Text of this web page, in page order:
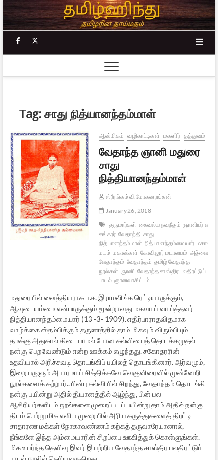
Skip
to
content
facebook
Tag:சாது நித்யானந்தம்மாள்
ஆன்மிகம் வழிகாட்டிகள் மகளிர் தத்துவம்
வேதாந்த ஞானி மதுரை
சாது
நித்தியானந்தம்மாள்
ஸ்ரீரங்கம் வி மோகனரங்கன்
January 26, 2018
குருமார்கள் கைவல்ய நவநீதம் ஞானியர்
சங்கரர் வேதாந்தி சாது
நித்யானந்தம்மாள் நித்யானந்தம்மையார் மகான்
மடம் மகான்கள் கோவிலூர் மடாலயம் அத்வைதம்
வேதாந்தம் வேதாந்தம் தமிழ் வேதாந்த
நூல்கள் ஞானி வேதாந்த சாஸ்திர பலதிரட்டுப்
பாடல் ஞானவாசிட்டம்
மதுரையில் வைத்தியராக ப.ச. இராமலிங்க ரெட்டியாருக்கும்,
ஆவுடையம்மை என்பாருக்கும் மூன்றாவது மகவாய் வாய்த்தவர்
நித்தியானந்தம்மையார் (13 -3- 1909). எதிர்பாராதவிதமாக
வாழ்க்கை ஸ்தம்பிக்கும் தருணத்தில் தாம் மிகவும் விரும்பியும்
தமக்கு அதுகால் கிடையாமல் போன கல்வியைத் தொடக்கமுதல்
நன்கு பெறவேண்டும் என்ற ஊக்கம் எழுந்தது. சகோதரரின்
உதவியால் அரிச்சுவடி தொடங்கிப் பயிலத் தொடங்கினார். ஆர்வமும்,
இறையருளும் அபாரமாய் சித்திக்கவே வெகுவிரைவில் முன்னேறி
நூல்களைக் கற்றார்.. பின்பு கல்வியில் சிறந்து, வேதாந்தம் தொடங்கி
நன்கு பயின்று அதில் தியானத்தில் ஆழ்ந்து, பின் பல
ஆசிரியர்களிடம் நூல்களை முறைப்படப் பயின்று தாம் அதில் நன்கு
திடம் பெற்று மிக எளிய முறையில் அரிய கருத்துகளைத் திரட்டி
சாதாரண மக்கள் நோகாவண்ணம் கற்கத் தருவாரேயானால்,
நீங்களே இந்த அம்மையாரின் சிறப்பை ஊகித்துக் கொள்ளுங்கள்.
மிக உயர்ந்த தெளிவு இவர் இயற்றிய வேதாந்த சாஸ்திர பலதிரட்டுப்
பாடல் நூலில் தெரியவருகிறது…